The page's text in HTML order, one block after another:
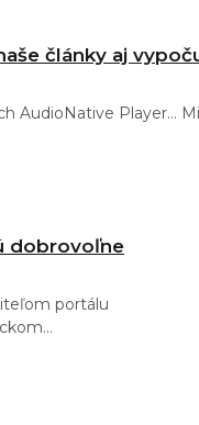
články aj
Player... Milí
dobrovoľne
portálu